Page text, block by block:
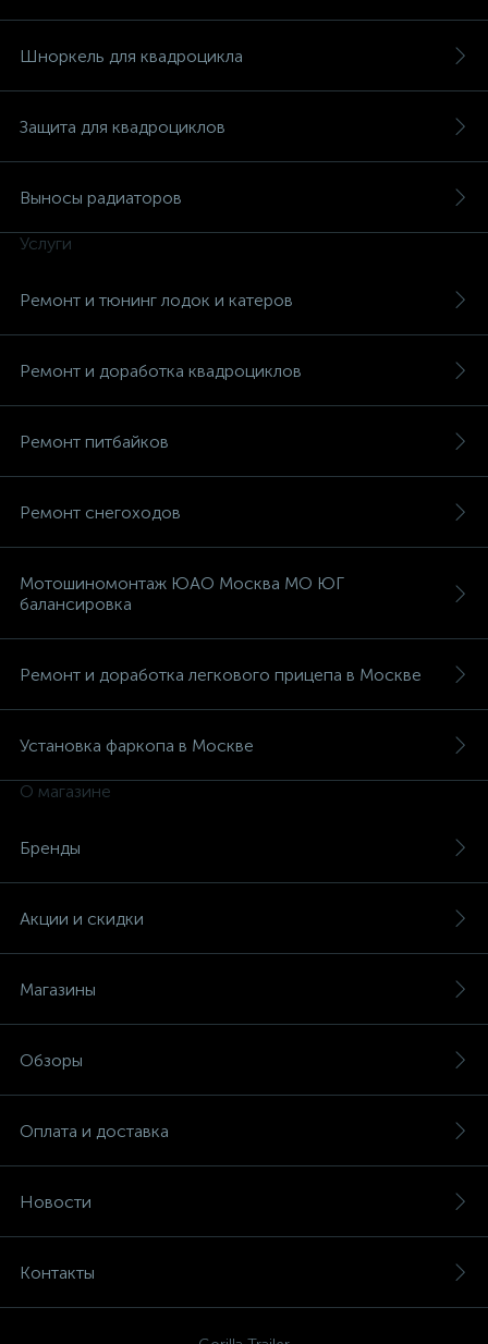
Шноркель для квадроцикла
Защита для квадроциклов
Выносы радиаторов
Услуги
Ремонт и тюнинг лодок и катеров
Ремонт и доработка квадроциклов
Ремонт питбайков
Ремонт снегоходов
Мотошиномонтаж ЮАО Москва МО ЮГ
балансировка
Ремонт и доработка легкового прицепа в Москве
Установка фаркопа в Москве
О магазине
Бренды
Акции и скидки
Магазины
Обзоры
Оплата и доставка
Новости
Контакты